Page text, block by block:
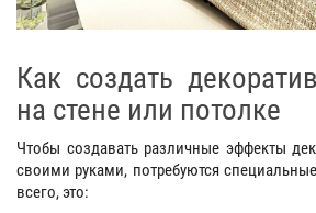
Как создать
на стене или потолке
Чтобы создавать различные эффекты
своими руками, потребуются
всего, это: